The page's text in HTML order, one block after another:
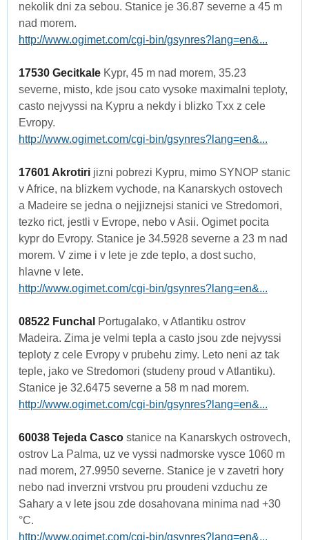
nekolik dni za sebou. Stanice je 36.87 severne a 45 m
nad morem.
http://www.ogimet.com/cgi-bin/gsynres?lang=en&...
17530 Gecitkale Kypr, 45 m nad morem, 35.23
severne, misto, kde jsou cato vysoke maximalni teploty,
casto nejvyssi na Kypru a nekdy i blizko Txx z cele
Evropy.
http://www.ogimet.com/cgi-bin/gsynres?lang=en&...
17601 Akrotiri jizni pobrezi Kypru, mimo SYNOP stanic
v Africe, na blizkem vychode, na Kanarskych ostovech
a Madeire se jedna o nejjiznejsi stanici ve Stredomori,
tezko rict, jestli v Evrope, nebo v Asii. Ogimet pocita
kypr do Evropy. Stanice je 34.5928 severne a 23 m nad
morem. V zime i v lete je zde teplo, a dost sucho,
hlavne v lete.
http://www.ogimet.com/cgi-bin/gsynres?lang=en&...
08522 Funchal Portugalako, v Atlantiku ostrov
Madeira. Zima je velmi tepla a casto jsou zde nejvyssi
teploty z cele Evropy v prubehu zimy. Leto neni az tak
teple, jako ve Stredomori (studeny proud v Atlantiku).
Stanice je 32.6475 severne a 58 m nad morem.
http://www.ogimet.com/cgi-bin/gsynres?lang=en&...
60038 Tejeda Casco stanice na Kanarskych ostrovech,
ostrov La Palma, uz ve vyssi nadmorske vysce 1060 m
nad morem, 27.9950 severne. Stanice je v zavetri hory
nebo nad inverzni vrstvou pru proudeni vzduchu ze
Sahary a v lete jsou zde dosahovana minima nad +30
°C.
http://www.ogimet.com/cgi-bin/gsynres?lang=en&...